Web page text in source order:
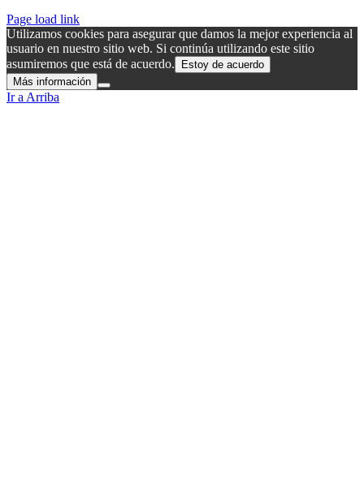
Page load link
Utilizamos cookies para asegurar que damos la mejor experiencia al
usuario en nuestro sitio web. Si continúa utilizando este sitio
asumiremos que está de acuerdo.
Estoy de acuerdo
Más información
Ir a Arriba